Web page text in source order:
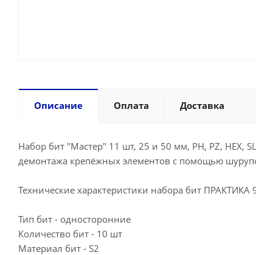
Описание Оплата Доставка
Набор бит "Мастер" 11 шт, 25 и 50 мм, PH, PZ, HEX,
демонтажа крепёжных элементов с помощью
Технические характеристики набора бит ПРАКТИКА
Тип бит - односторонние
Количество бит - 10 шт
Материал бит - S2